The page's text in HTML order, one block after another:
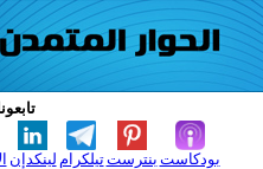
لينكدإن تيلكرامبنترست بودكاست